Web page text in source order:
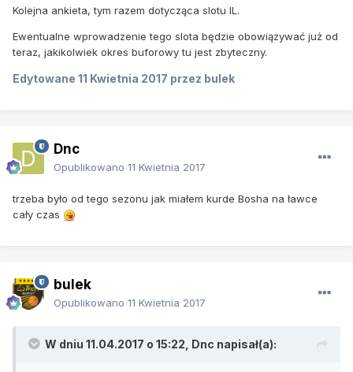
Kolejna ankieta, tym razem dotycząca slotu IL.
Ewentualne wprowadzenie tego slota będzie obowiązywać już od
teraz, jakikolwiek okres buforowy tu jest zbyteczny.
Edytowane 11 Kwietnia 2017 przez bulek
Dnc
Opublikowano 11 Kwietnia 2017
trzeba było od tego sezonu jak miałem kurde Bosha na ławce
cały czas
bulek
Opublikowano 11 Kwietnia 2017
W dniu 11.04.2017 o 15:22, Dnc napisał(a):